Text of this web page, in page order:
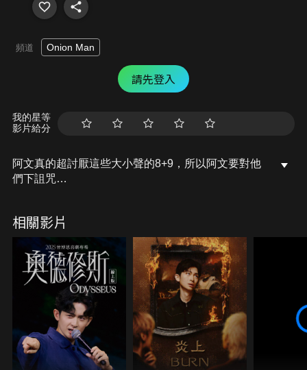
頻道 Onion Man
請先登入
我的星等
影片給分
阿文真的超討厭這些大小聲的8+9，所以阿文要對他
們下詛咒
相關影片